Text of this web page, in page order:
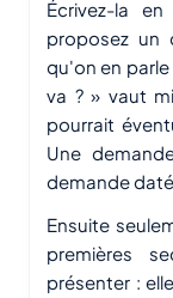
Écrivez-la
proposez un
qu'on en parle
va ? » vaut
pourrait
Une
demande
Ensuite
premières
présenter :